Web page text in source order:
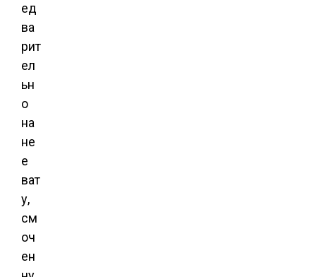
ед
ва
рит
ел
ьн
о
на
не
е
ват
у,
см
оч
ен